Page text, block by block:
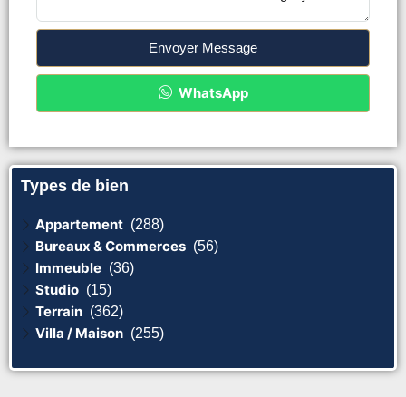
Envoyer Message
WhatsApp
Types de bien
Appartement (288)
Bureaux & Commerces (56)
Immeuble (36)
Studio (15)
Terrain (362)
Villa / Maison (255)